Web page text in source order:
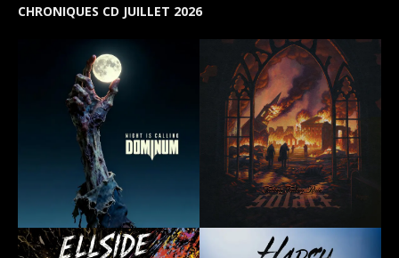
CHRONIQUES CD JUILLET 2026